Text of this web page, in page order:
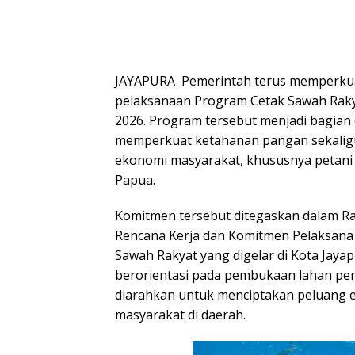
JAYAPURA  Pemerintah terus
pelaksanaan Program Cetak Sawah
2026. Program tersebut menjadi
memperkuat ketahanan pangan
ekonomi masyarakat, khususnya
Papua.
Komitmen tersebut ditegaskan dalam
Rencana Kerja dan Komitmen
Sawah Rakyat yang digelar di Kota
berorientasi pada pembukaan lahan
diarahkan untuk menciptakan peluang
masyarakat di daerah.